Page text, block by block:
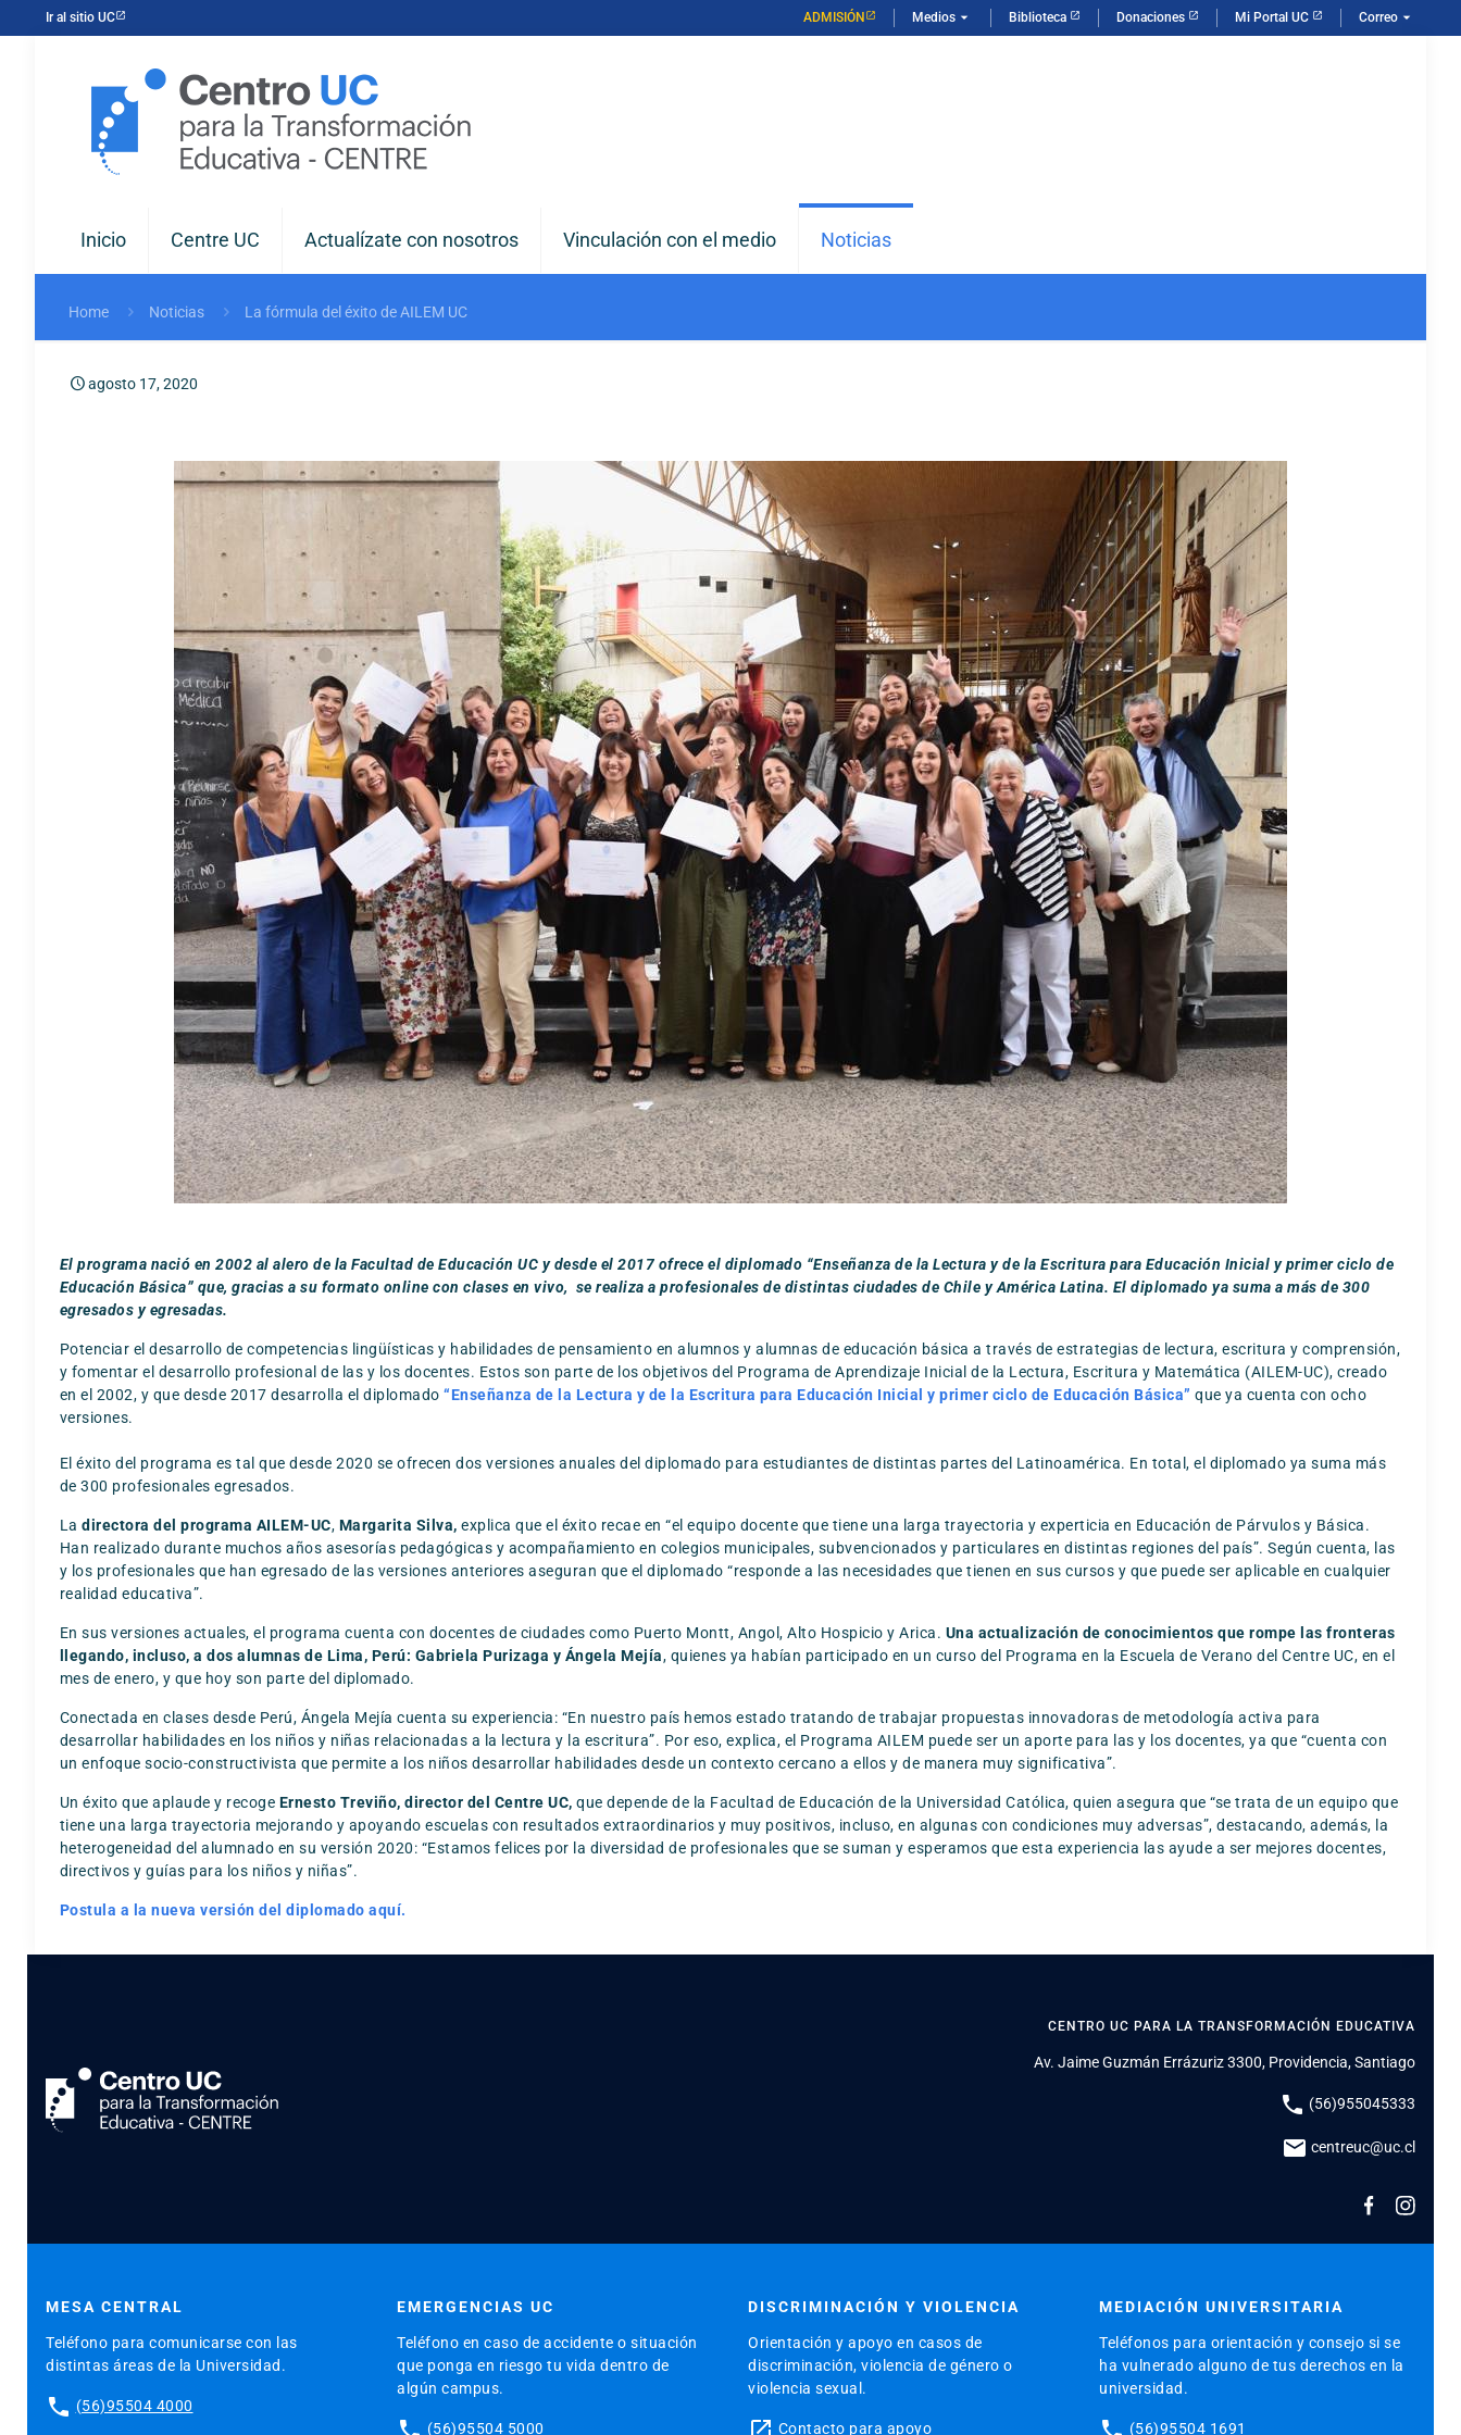
Ir al sitio UC ADMISIÓN Medios arrow_drop_down Biblioteca Donaciones Mi Portal UC Correo arrow_drop_down
Inicio Centre UC Actualízate con nosotros Vinculación con el medio Noticias
Home Noticias La fórmula del éxito de AILEM UC
agosto 17, 2020
El programa nació en 2002 al alero de la Facultad de Educación UC y desde el 2017 ofrece el diplomado “Enseñanza de la Lectura y de la Escritura para Educación Inicial y primer ciclo de
Educación Básica” que, gracias a su formato online con clases en vivo, se realiza a profesionales de distintas ciudades de Chile y América Latina. El diplomado ya suma a más de 300
egresados y egresadas.
Potenciar el desarrollo de competencias lingüísticas y habilidades de pensamiento en alumnos y alumnas de educación básica a través de estrategias de lectura, escritura y comprensión,
y fomentar el desarrollo profesional de las y los docentes. Estos son parte de los objetivos del Programa de Aprendizaje Inicial de la Lectura, Escritura y Matemática (AILEM-UC), creado
en el 2002, y que desde 2017 desarrolla el diplomado“Enseñanza de la Lectura y de la Escritura para Educación Inicial y primer ciclo de Educación Básica” que ya cuenta con ocho
versiones.
El éxito del programa es tal que desde 2020 se ofrecen dos versiones anuales del diplomado para estudiantes de distintas partes del Latinoamérica. En total, el diplomado ya suma más
de 300 profesionales egresados.
Ladirectora del programa AILEM-UC, Margarita Silva,explica que el éxito recae en “el equipo docente que tiene una larga trayectoria y experticia en Educación de Párvulos y Básica.
Han realizado durante muchos años asesorías pedagógicas y acompañamiento en colegios municipales, subvencionados y particulares en distintas regiones del país”. Según cuenta, las
y los profesionales que han egresado de las versiones anteriores aseguran que el diplomado “responde a las necesidades que tienen en sus cursos y que puede ser aplicable en cualquier
realidad educativa”.
En sus versiones actuales, el programa cuenta con docentes de ciudades como Puerto Montt, Angol, Alto Hospicio y Arica. Una actualización de conocimientos que rompe las fronteras
llegando, incluso, a dos alumnas de Lima, Perú: Gabriela Purizaga y Ángela Mejía, quienes ya habían participado en un curso del Programa en la Escuela de Verano del Centre UC, en el
mes de enero, y que hoy son parte del diplomado.
Conectada en clases desde Perú, Ángela Mejía cuenta su experiencia: “En nuestro país hemos estado tratando de trabajar propuestas innovadoras de metodología activa para
desarrollar habilidades en los niños y niñas relacionadas a la lectura y la escritura”. Por eso, explica, el Programa AILEM puede ser un aporte para las y los docentes, ya que “cuenta con
un enfoque socio-constructivista que permite a los niños desarrollar habilidades desde un contexto cercano a ellos y de manera muy significativa”.
Un éxito que aplaude y recoge Ernesto Treviño, director del Centre UC, que depende de la Facultad de Educación de la Universidad Católica, quien asegura que “se trata de un equipo que
tiene una larga trayectoria mejorando y apoyando escuelas con resultados extraordinarios y muy positivos, incluso, en algunas con condiciones muy adversas”, destacando, además, la
heterogeneidad del alumnado en su versión 2020: “Estamos felices por la diversidad de profesionales que se suman y esperamos que esta experiencia las ayude a ser mejores docentes,
directivos y guías para los niños y niñas”.
Postula a la nueva versión del diplomado aquí.
CENTRO UC PARA LA TRANSFORMACIÓN EDUCATIVA
Av. Jaime Guzmán Errázuriz 3300, Providencia, Santiago
phone (56)955045333
mail centreuc@uc.cl
MESA CENTRAL
Teléfono para comunicarse con las
distintas áreas de la Universidad.
phone (56)95504 4000
EMERGENCIAS UC
Teléfono en caso de accidente o situación
que ponga en riesgo tu vida dentro de
algún campus.
phone (56)95504 5000
DISCRIMINACIÓN Y VIOLENCIA
Orientación y apoyo en casos de
discriminación, violencia de género o
violencia sexual.
launch Contacto para apoyo
MEDIACIÓN UNIVERSITARIA
Teléfonos para orientación y consejo si se
ha vulnerado alguno de tus derechos en la
universidad.
phone (56)95504 1691